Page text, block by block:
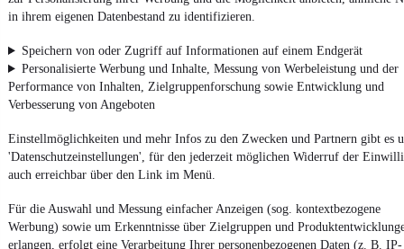
in ihrem eigenen Datenbestand zu identifizieren.
Speichern von oder Zugriff auf Informationen auf einem Endgerät
Personalisierte Werbung und Inhalte, Messung von Werbeleistung und der
Performance von Inhalten, Zielgruppenforschung sowie Entwicklung und
Verbesserung von Angeboten
Einstellmöglichkeiten und mehr Infos zu den Zwecken und Partnern gibt es
'Datenschutzeinstellungen', für den jederzeit möglichen Widerruf der
auch erreichbar über den Link im Menü.
Für die Auswahl und Messung einfacher Anzeigen (sog. kontextbezogene
Werbung) sowie um Erkenntnisse über Zielgruppen und
erlangen, erfolgt eine Verarbeitung Ihrer personenbezogenen Daten (z. B. IP-
ObNeuwagen,GebrauchtwagenoderLeasing-Angebote: Alle
Fahrzeuge gibt es bei mobile.de